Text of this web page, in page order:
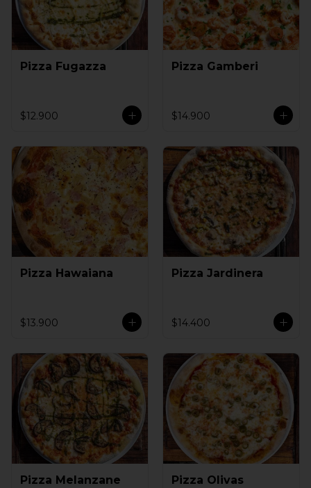
Pizza Fugazza
$12.900
Pizza Gamberi
$14.900
Pizza Hawaiana
$13.900
Pizza Jardinera
$14.400
Pizza Melanzane
Pizza Olivas